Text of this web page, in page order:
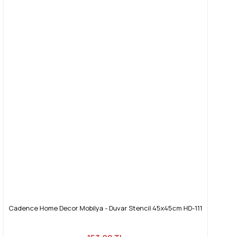
Cadence Home Decor Mobilya - Duvar Stencil 45x45cm HD-111